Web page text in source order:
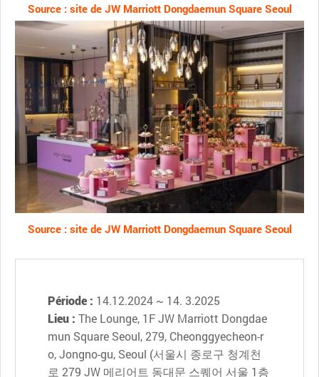
Source : site de JW Marriott Dongdaemun Square Seoul
Source : site de JW Marriott Dongdaemun Square Seoul
Période : 14.12.2024 ~ 14. 3.2025
Lieu : The Lounge, 1F JW Marriott Dongdae
mun Square Seoul, 279, Cheonggyecheon-r
o, Jongno-gu, Seoul (서울시 종로구 청계천
로 279 JW 메리어트 동대문 스퀘어 서울 1층